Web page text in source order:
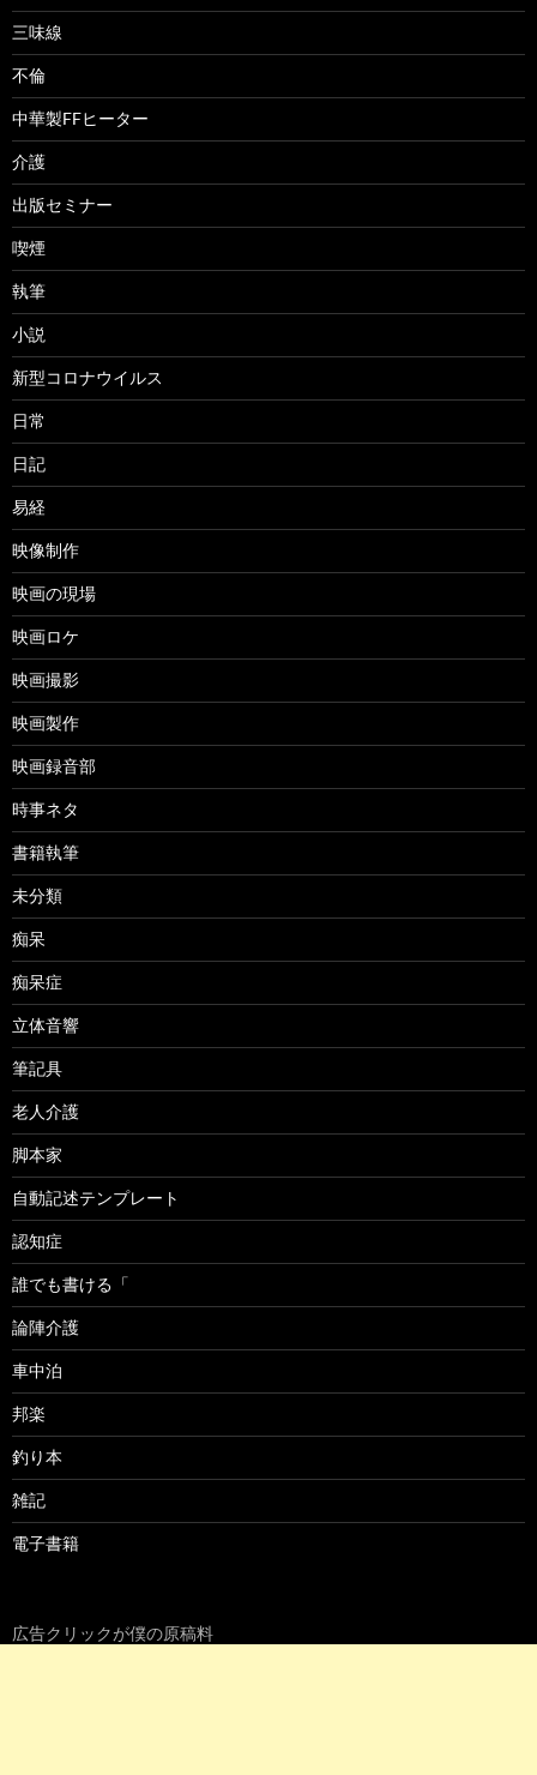
三味線
不倫
中華製FFヒーター
介護
出版セミナー
喫煙
執筆
小説
新型コロナウイルス
日常
日記
易経
映像制作
映画の現場
映画ロケ
映画撮影
映画製作
映画録音部
時事ネタ
書籍執筆
未分類
痴呆
痴呆症
立体音響
筆記具
老人介護
脚本家
自動記述テンプレート
認知症
誰でも書ける「
論陣介護
車中泊
邦楽
釣り本
雑記
電子書籍
広告クリックが僕の原稿料